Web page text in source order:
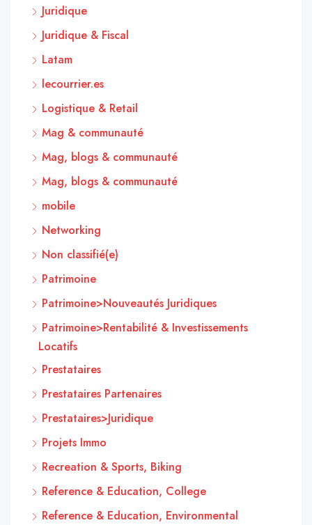
Juridique
Juridique & Fiscal
Latam
lecourrier.es
Logistique & Retail
Mag & communauté
Mag, blogs & communauté
Mag, blogs & communauté
mobile
Networking
Non classifié(e)
Patrimoine
Patrimoine>Nouveautés Juridiques
Patrimoine>Rentabilité & Investissements
Locatifs
Prestataires
Prestataires Partenaires
Prestataires>Juridique
Projets Immo
Recreation & Sports, Biking
Reference & Education, College
Reference & Education, Environmental